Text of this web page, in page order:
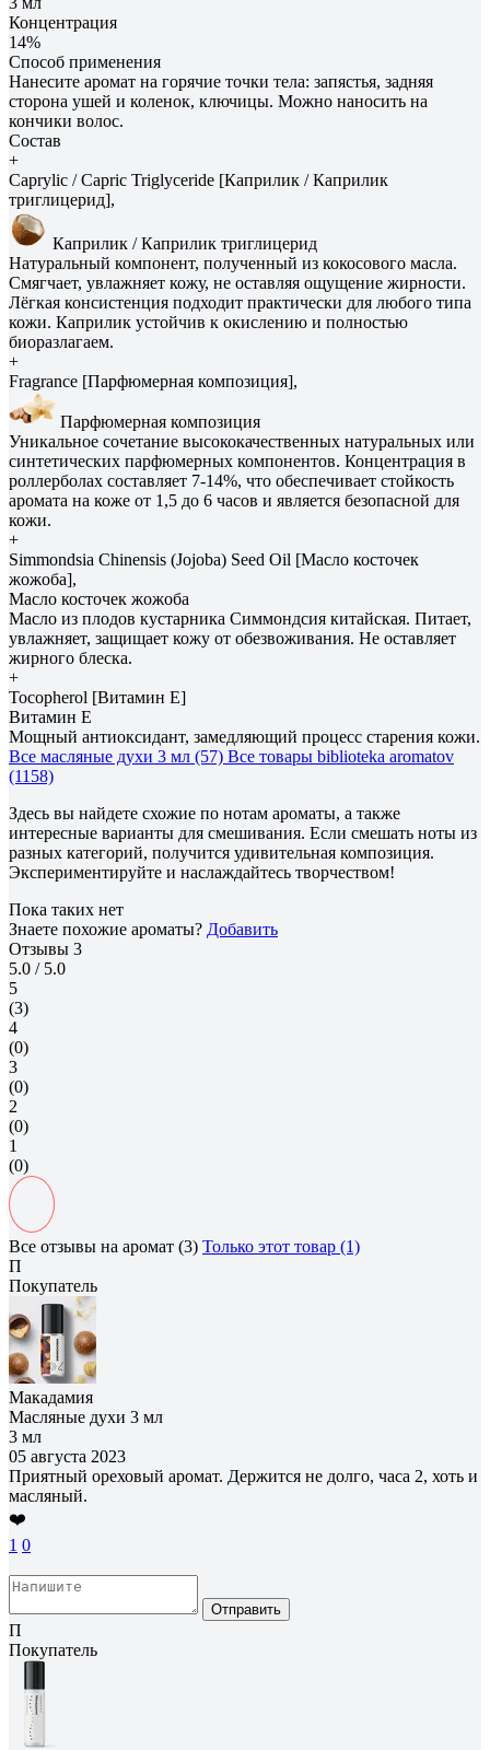
Концентрация
14%
Способ применения
Нанесите аромат на горячие точки тела: запястья, задняя
сторона ушей и коленок, ключицы. Можно наносить на
кончики волос.
Состав
+
Caprylic / Capric Triglyceride [Каприлик / Каприлик
триглицерид],
Каприлик / Каприлик триглицерид
Натуральный компонент, полученный из кокосового масла.
Смягчает, увлажняет кожу, не оставляя ощущение жирности.
Лёгкая консистенция подходит практически для любого типа
кожи. Каприлик устойчив к окислению и полностью
биоразлагаем.
+
Fragrance [Парфюмерная композиция],
Парфюмерная композиция
Уникальное сочетание высококачественных натуральных или
синтетических парфюмерных компонентов. Концентрация в
роллерболах составляет 7-14%, что обеспечивает стойкость
аромата на коже от 1,5 до 6 часов и является безопасной для
кожи.
+
Simmondsia Сhinensis (Jojoba) Seed Oil [Масло косточек
жожоба],
Масло косточек жожоба
Масло из плодов кустарника Симмондсия китайская. Питает,
увлажняет, защищает кожу от обезвоживания. Не оставляет
жирного блеска.
+
Tocopherol [Витамин E]
Витамин E
Мощный антиоксидант, замедляющий процесс старения кожи.
Все масляные духи 3 мл (57) Все товары biblioteka aromatov
(1158)
Здесь вы найдете схожие по нотам ароматы, а также
интересные варианты для смешивания. Если смешать ноты из
разных категорий, получится удивительная композиция.
Экспериментируйте и наслаждайтесь творчеством!
Пока таких нет
Знаете похожие ароматы? Добавить
Отзывы 3
5.0 / 5.0
5
(3)
4
(0)
3
(0)
2
(0)
1
(0)
Все отзывы на аромат (3) Только этот товар (1)
П
Покупатель
Макадамия
Масляные духи 3 мл
3 мл
05 августа 2023
Приятный ореховый аромат. Держится не долго, часа 2, хоть и
масляный.
❤️
1 0
Отправить
П
Покупатель